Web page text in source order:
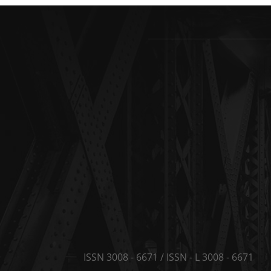
ISSN 3008 - 6671 / ISSN - L 3008 - 6671